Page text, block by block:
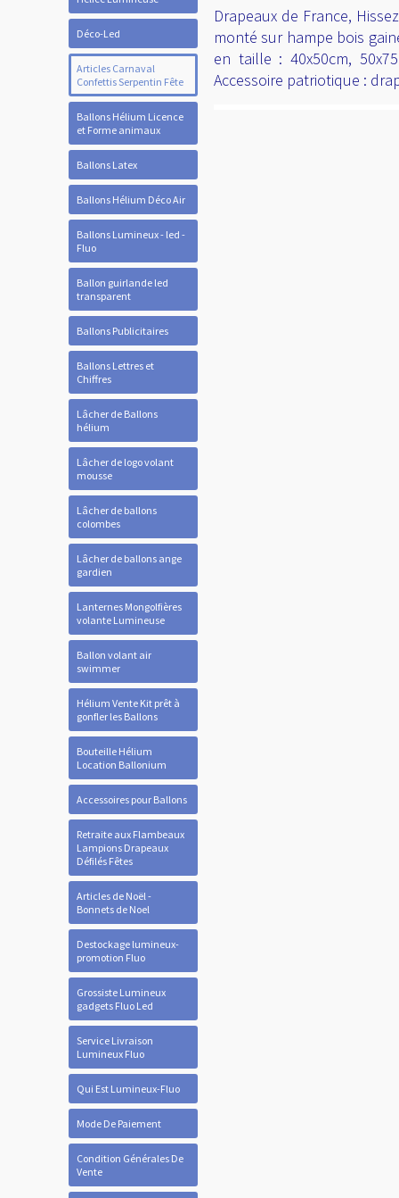
Déco-Led
Articles Carnaval
Confettis Serpentin Fête
Ballons Hélium Licence
et Forme animaux
Ballons Latex
Ballons Hélium Déco Air
Ballons Lumineux - led -
Fluo
Ballon guirlande led
transparent
Ballons Publicitaires
Ballons Lettres et
Chiffres
Lâcher de Ballons
hélium
Lâcher de logo volant
mousse
Lâcher de ballons
colombes
Lâcher de ballons ange
gardien
Lanternes Mongolfières
volante Lumineuse
Ballon volant air
swimmer
Hélium Vente Kit prêt à
gonfler les Ballons
Bouteille Hélium
Location Ballonium
Accessoires pour Ballons
Retraite aux Flambeaux
Lampions Drapeaux
Défilés Fêtes
Articles de Noël -
Bonnets de Noel
Destockage lumineux-
promotion Fluo
Grossiste Lumineux
gadgets Fluo Led
Service Livraison
Lumineux Fluo
Qui Est Lumineux-Fluo
Mode De Paiement
Condition Générales De
Vente
Drapeaux de France,
monté sur hampe bois
en taille : 40x50cm,
Accessoire patriotique :